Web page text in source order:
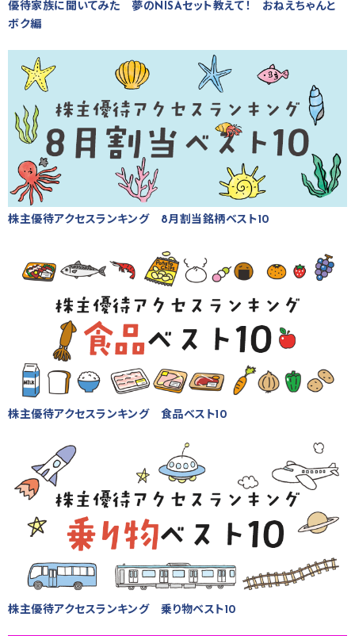
優待家族に聞いてみた 夢のNISAセット教えて！ おねえちゃんと
ボク編
株主優待アクセスランキング 8月割当銘柄ベスト10
株主優待アクセスランキング 食品ベスト10
株主優待アクセスランキング 乗り物ベスト10